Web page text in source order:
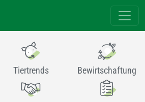
Tiertrends Bewirtschaftung